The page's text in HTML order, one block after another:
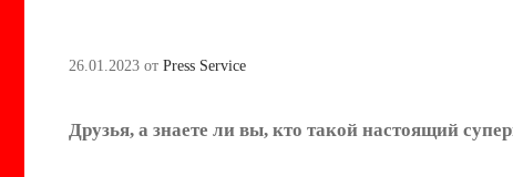
26.01.2023 от Press Service
Друзья, а знаете ли вы, кто такой настоящий